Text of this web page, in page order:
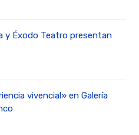
y Éxodo Teatro presentan
vivencial» en Galería